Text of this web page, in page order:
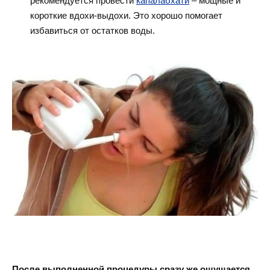
короткие вдохи-выдохи. Это хорошо помогает
избавиться от остатков воды.